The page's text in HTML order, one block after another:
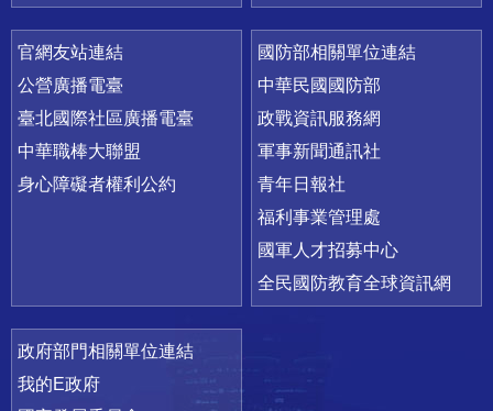
官網友站連結
公營廣播電臺
臺北國際社區廣播電臺
中華職棒大聯盟
身心障礙者權利公約
國防部相關單位連結
中華民國國防部
政戰資訊服務網
軍事新聞通訊社
青年日報社
福利事業管理處
國軍人才招募中心
全民國防教育全球資訊網
政府部門相關單位連結
我的E政府